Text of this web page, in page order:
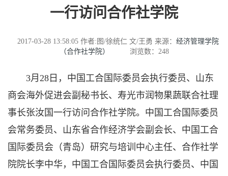
一行访问合作社学院
2017-03-28 13:58:05 作者:图/徐统仁 文/王勇 来源： 经济管理学院
（合作社学院）
浏览数： 248
3月28日，中国工合国际委员会执行委员、山东
商会海外促进会副秘书长、寿光市润物果蔬联合社理
事长张汝国一行访问合作社学院。中国工合国际委员
会常务委员、山东省合作经济学会副会长、中国工合
国际委员会（青岛）研究与培训中心主任、合作社学
院院长李中华，中国工合国际委员会执行委员、中国